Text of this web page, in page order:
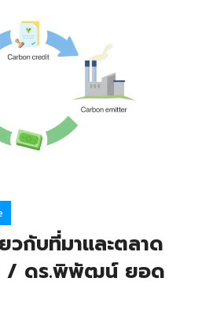
วกับที่มาและตลาด
/ ดร.พิพัฒน์ ยอด